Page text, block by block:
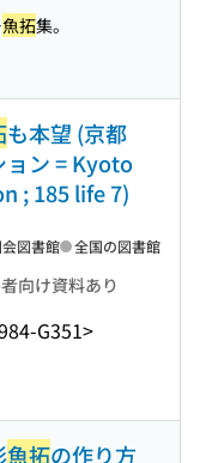
魚拓集。
も本望 (京都
ョン = Kyoto
; 185 life 7)
向け資料あり
G351>
図書館 全国の図書館
魚拓の作り方